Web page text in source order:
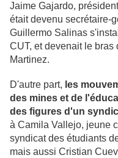
Jaime Gajardo,
était devenu secrétaire-
Guillermo Salinas
CUT, et devenait le
Martinez.
D'autre part, les
des mines et de
des figures d'un
à Camila Vallejo, jeune
syndicat des étudiants
mais aussi Cristian